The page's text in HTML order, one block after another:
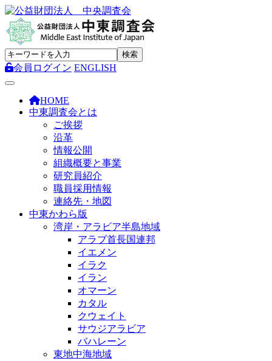
会員ログイン ENGLISH
Toggle navigation
HOME
中東調査会とは
ご挨拶
沿革
情報公開
組織概要と事業
研究員紹介
職員採用情報
連絡先・地図
中東かわら版
湾岸・アラビア半島地域
アラブ首長国連邦
イエメン
イラク
イラン
オマーン
カタル
クウェイト
サウジアラビア
バハレーン
東地中海地域